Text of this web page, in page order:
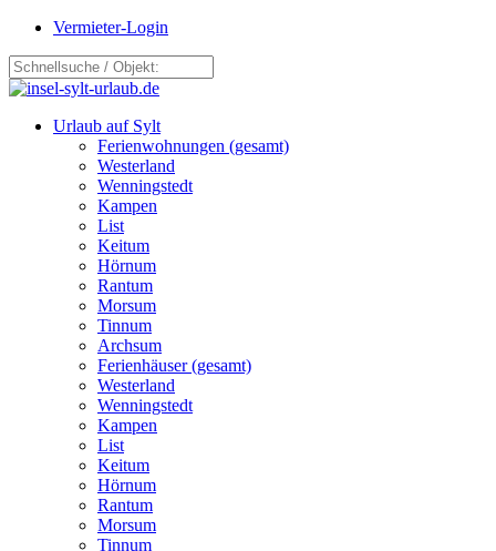
Vermieter-Login
Urlaub auf Sylt
Ferienwohnungen (gesamt)
Westerland
Wenningstedt
Kampen
List
Keitum
Hörnum
Rantum
Morsum
Tinnum
Archsum
Ferienhäuser (gesamt)
Westerland
Wenningstedt
Kampen
List
Keitum
Hörnum
Rantum
Morsum
Tinnum